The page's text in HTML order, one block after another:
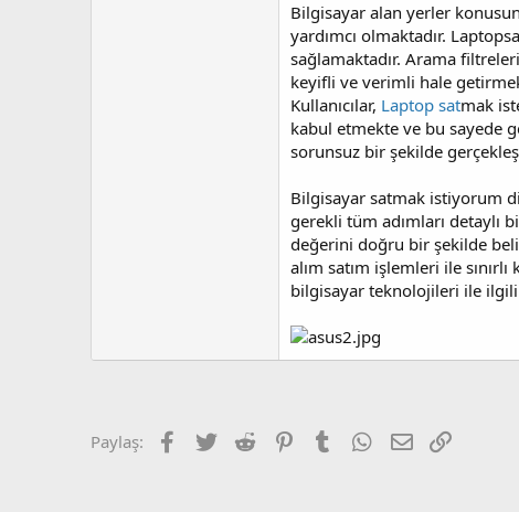
Bilgisayar alan yerler
yardımcı olmaktadır.
sağlamaktadır. Arama
keyifli ve verimli hale
Kullanıcılar, Laptop satmak
kabul etmekte ve bu sayede
sorunsuz bir şekilde
Bilgisayar satmak istiyorum
gerekli tüm adımları detaylı
değerini doğru bir şekilde
alım satım işlemleri ile
bilgisayar teknolojileri ile ilgili
Paylaş: Facebook
Twitter Reddit PinterestTumblr WhatsApp
E-posta